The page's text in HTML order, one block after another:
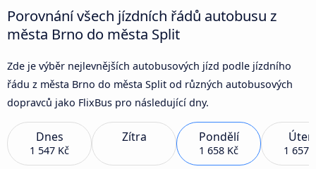
Porovnání všech jízdních řádů autobusu z
města Brno do města Split
Zde je výběr nejlevnějších autobusových jízd podle jízdního
řádu z města Brno do města Split od různých autobusových
dopravců jako FlixBus pro následující dny.
Dnes
1 547 Kč
Zítra Pondělí
1 658 Kč 1 657